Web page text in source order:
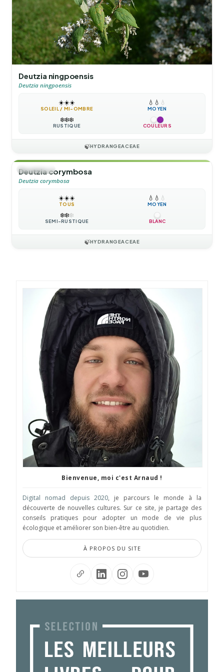
Deutzia ningpoensis
Deutzia ningpoensis
☀️☀️☀️
SOLEIL / MI-OMBRE
💧 💧 💧
MOYEN
❄️❄️❄️
RUSTIQUE COULEURS
🍃HYDRANGEACEAE
🌲ARBUSTE
Deutzia corymbosa
Deutzia corymbosa
☀️☀️☀️
TOUS
💧 💧 💧
MOYEN
❄️❄️❄️
SEMI-RUSTIQUE BLANC
🍃HYDRANGEACEAE
Bienvenue, moi c'est Arnaud !
Digital nomad depuis 2020, je parcours le monde à la
découverte de nouvelles cultures. Sur ce site, je partage des
conseils pratiques pour adopter un mode de vie plus
écologique et améliorer son bien-être au quotidien.
À PROPOS DU SITE